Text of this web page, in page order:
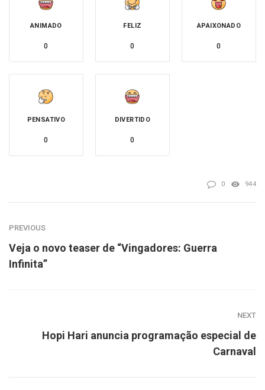
ANIMADO
0
FELIZ
0
APAIXONADO
0
PENSATIVO
0
DIVERTIDO
0
0 944
PREVIOUS
Veja o novo teaser de “Vingadores: Guerra
Infinita”
NEXT
Hopi Hari anuncia programação especial de
Carnaval